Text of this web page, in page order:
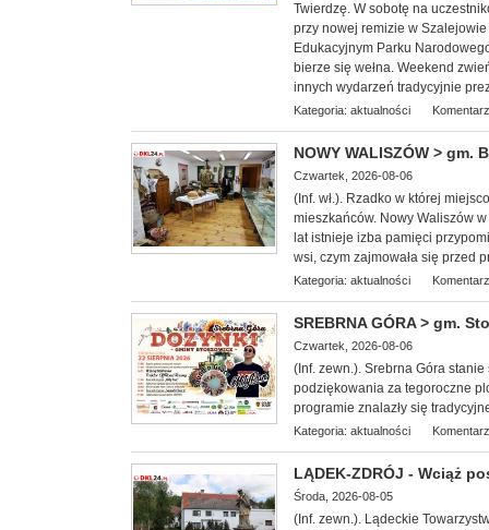
Twierdzę. W sobotę na
przy nowej remizie w
Edukacyjnym Parku
bierze się wełna. Weekend
innych wydarzeń tradycyjnie
Kategoria: aktualności
NOWY WALISZÓW > gm.
Czwartek, 2026-08-06
(Inf. wł.). Rzadko w której
mieszkańców. Nowy Waliszów
lat istnieje izba pamięci
wsi, czym zajmowała się przed
Kategoria: aktualności
SREBRNA GÓRA > gm.
Czwartek, 2026-08-06
(Inf. zewn.). Srebrna Góra
podziękowania za tegoroczne
programie znalazły się
Kategoria: aktualności
LĄDEK-ZDRÓJ - Wciąż
Środa, 2026-08-05
(Inf. zewn.). Lądeckie Towarzy